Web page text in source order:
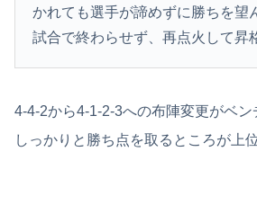
かれても選手が諦めずに勝ちを望
試合で終わらせず、再点火して昇
4-4-2から4-1-2-3への布陣変更がベン
しっかりと勝ち点を取るところが上